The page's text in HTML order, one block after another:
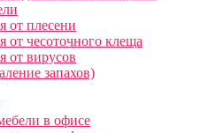
от плесени
от чесоточного клеща
от вирусов
запахов)
в офисе